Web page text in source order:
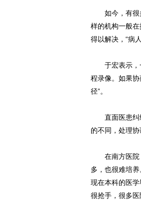
如今，有很多
样的机构一般
得以解决，“病
于宏表示，一
程录像。如果
径”。
直面医患纠纷
的不同，处理协
在南方医院，
多，也很难培
现在本科的医
很抢手，很多